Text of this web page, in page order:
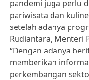
pandemi juga perlu
pariwisata dan
setelah adanya
Rudiantara, Menteri
“Dengan adanya
memberikan
perkembangan